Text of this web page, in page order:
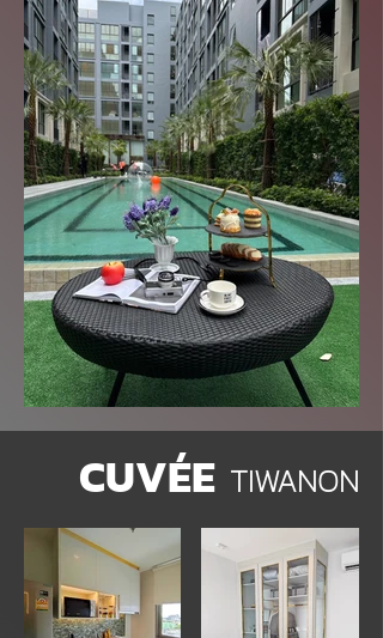
CUVÉE TIWANON